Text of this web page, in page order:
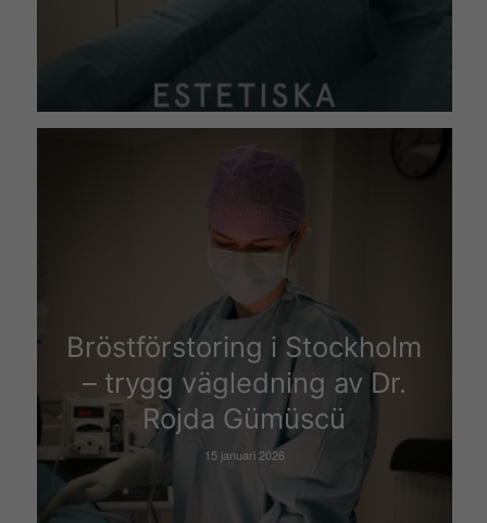
Bröstförstoring i Stockholm
– trygg vägledning av Dr.
Rojda Gümüscü
15 januari 2026